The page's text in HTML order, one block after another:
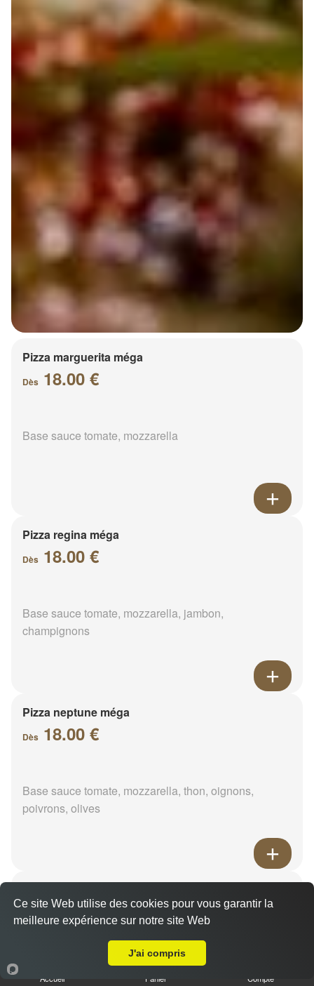
Pizza marguerita méga
Dès 18.00 €
Base sauce tomate, mozzarella
Pizza regina méga
Dès 18.00 €
Base sauce tomate, mozzarella, jambon,
champignons
Pizza neptune méga
Dès 18.00 €
Base sauce tomate, mozzarella, thon, oignons,
poivrons, olives
Dès 18.00 €
Base sauce tomate, mozzarella, anchois, câpres,
Accueil Panier Compte
Ce site Web utilise des cookies pour vous garantir la
meilleure expérience sur notre site Web
J'ai compris